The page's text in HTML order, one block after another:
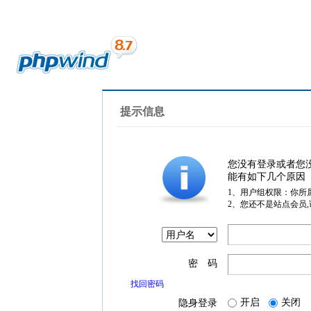
提示信息
您没有登录或者您
能有如下几个原因
1、用户组权限：你所
2、您还不是站点会员
密 码
找回密码
隐身登录 开启 关闭